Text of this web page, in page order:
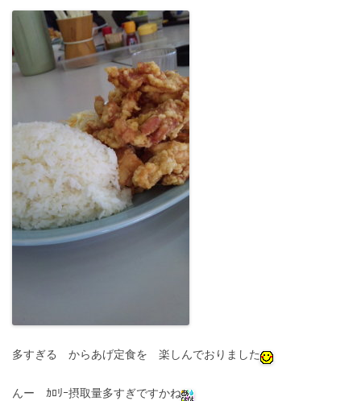
多すぎる からあげ定食を 楽しんでおりました
んー ｶﾛﾘｰ摂取量多すぎですかね